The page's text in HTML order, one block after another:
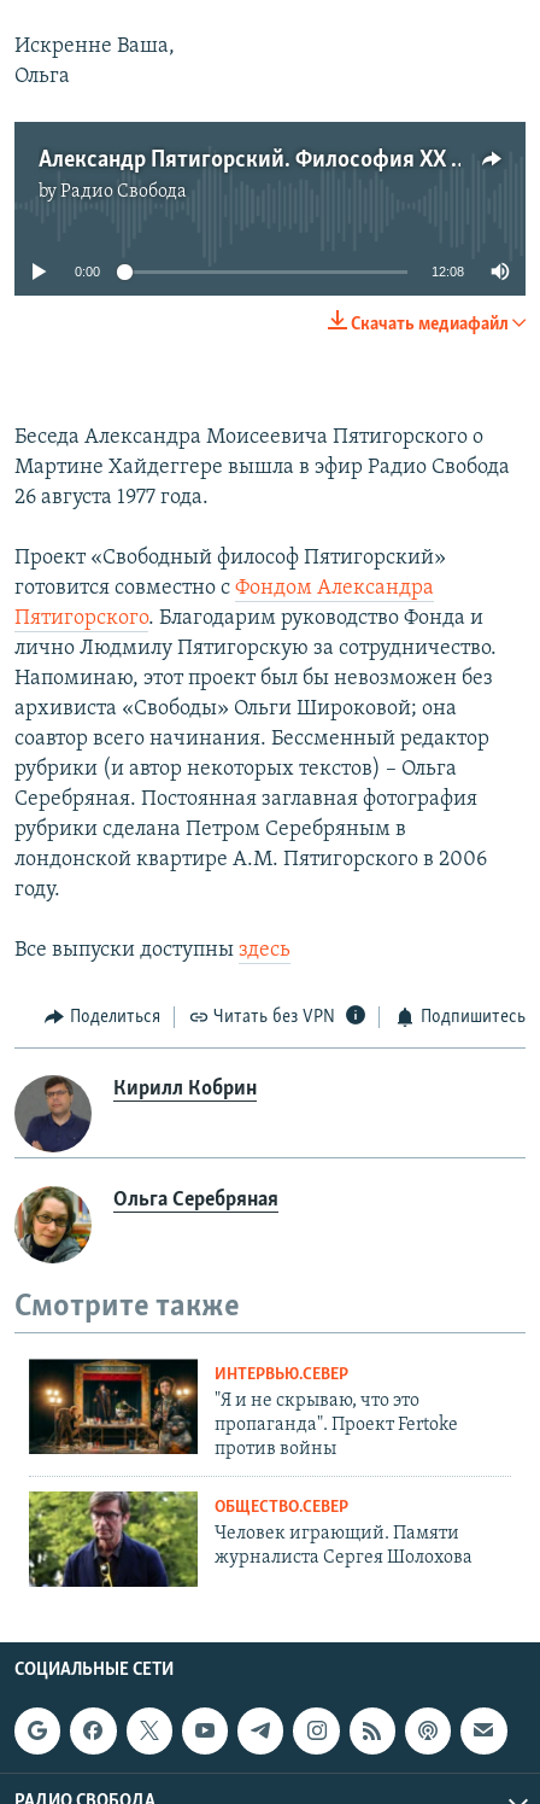
Искренне Ваша,
Ольга
Александр Пятигорский. Философия XX века. Мартин Хайдеггер
byРадио Свобода
No media source currently available
0:00 12:08
Скачать медиафайл
Беседа Александра Моисеевича Пятигорского о
Мартине Хайдеггере вышла в эфир Радио Свобода
26 августа 1977 года.
Проект «Свободный философ Пятигорский»
готовится совместно с Фондом Александра
Пятигорского. Благодарим руководство Фонда и
лично Людмилу Пятигорскую за сотрудничество.
Напоминаю, этот проект был бы невозможен без
архивиста «Свободы» Ольги Широковой; она
соавтор всего начинания. Бессменный редактор
рубрики (и автор некоторых текстов) – Ольга
Серебряная. Постоянная заглавная фотография
рубрики сделана Петром Серебряным в
лондонской квартире А.М. Пятигорского в 2006
году.
Все выпуски доступны здесь
Поделиться Читать без VPN Подпишитесь
Кирилл Кобрин
Ольга Серебряная
Смотрите также
ИНТЕРВЬЮ.СЕВЕР
"Я и не скрываю, что это
пропаганда". Проект Fertoke
против войны
ОБЩЕСТВО.СЕВЕР
Человек играющий. Памяти
журналиста Сергея Шолохова
СОЦИАЛЬНЫЕ СЕТИ